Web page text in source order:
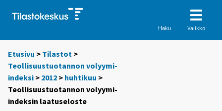
Haku Valikko
Etusivu > Tilastot >
Teollisuustuotannon volyymi-
indeksi > 2012 > huhtikuu >
Teollisuustuotannon volyymi-
indeksin laatuseloste